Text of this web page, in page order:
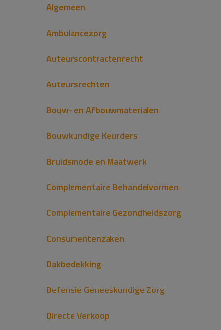
Algemeen
Ambulancezorg
Auteurscontractenrecht
Auteursrechten
Bouw- en Afbouwmaterialen
Bouwkundige Keurders
Bruidsmode en Maatwerk
Complementaire Behandelvormen
Complementaire Gezondheidszorg
Consumentenzaken
Dakbedekking
Defensie Geneeskundige Zorg
Directe Verkoop